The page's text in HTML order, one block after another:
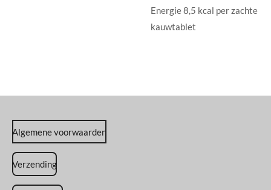
Energie 8,5 kcal per zachte
kauwtablet
Algemene voorwaarden
Verzending